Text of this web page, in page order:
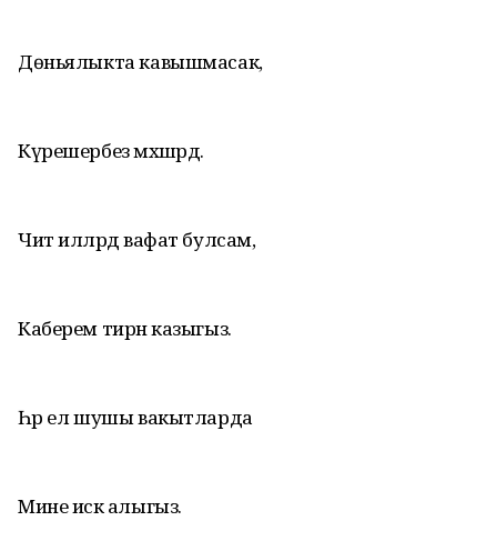
Дөньялыкта кавышмасак,
Күрешербез мәхшәрдә.
Чит илләрдә вафат булсам,
Каберем тирән казыгыз.
Һәр ел шушы вакытларда
Мине искә алыгыз.